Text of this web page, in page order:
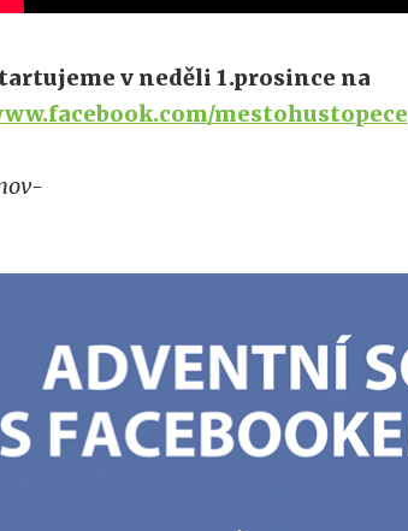
v neděli 1.prosince na
mestohustopece